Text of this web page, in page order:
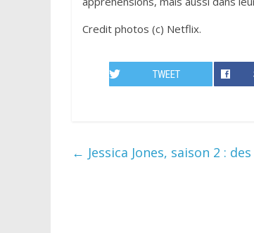
Credit photos (c) Netflix.
TWEET
← Jessica Jones, saison 2 :